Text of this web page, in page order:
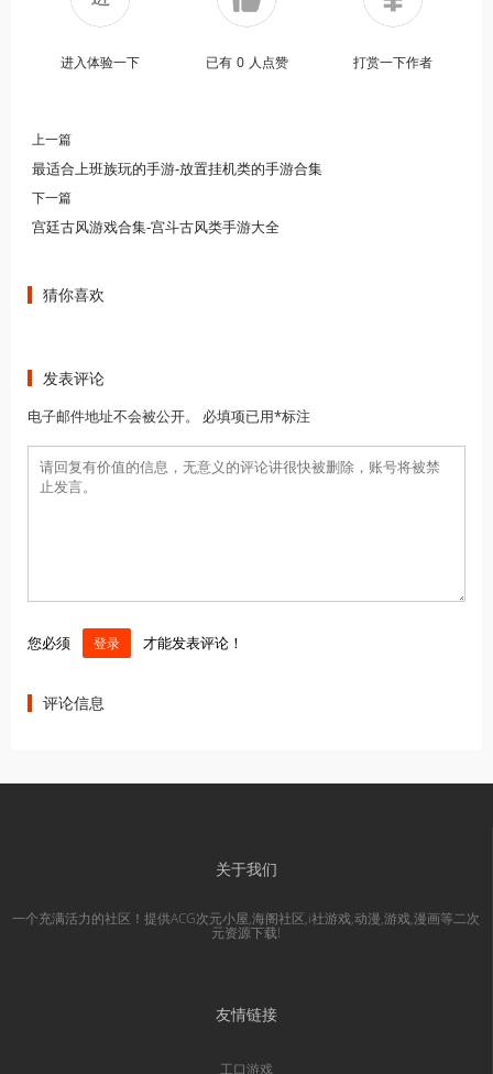
进入体验一下 已有 0 人点赞 打赏一下作者
上一篇
最适合上班族玩的手游-放置挂机类的手游合集
下一篇
宫廷古风游戏合集-宫斗古风类手游大全
猜你喜欢
发表评论
电子邮件地址不会被公开。 必填项已用*标注
您必须 登录 才能发表评论！
评论信息
关于我们
一个充满活力的社区！提供ACG次元小屋,海阁社区,i社游戏,动漫,游戏,漫画等二次
元资源下载!
友情链接
工口游戏